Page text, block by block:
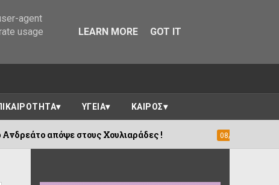
ΥΓΕΙΑ ΚΑΙΡΟΣ
! 08/08/2026 Ιωάννινα :3η Συμβολική
agent
usage
LEARN MORE GOT IT